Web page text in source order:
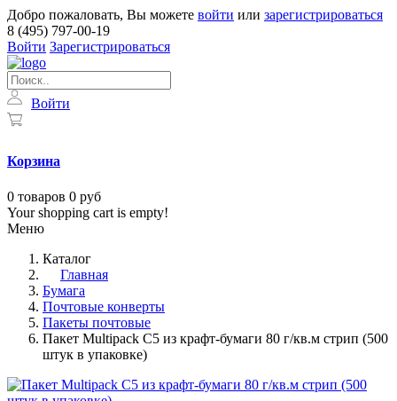
Добро пожаловать, Вы можете войти или зарегистрироваться
8 (495) 797-00-19
Войти Зарегистрироваться
Войти
Корзина
0 товаров 0 руб
Your shopping cart is empty!
Меню
Каталог
Главная
Бумага
Почтовые конверты
Пакеты почтовые
Пакет Multipack C5 из крафт-бумаги 80 г/кв.м стрип (500
штук в упаковке)